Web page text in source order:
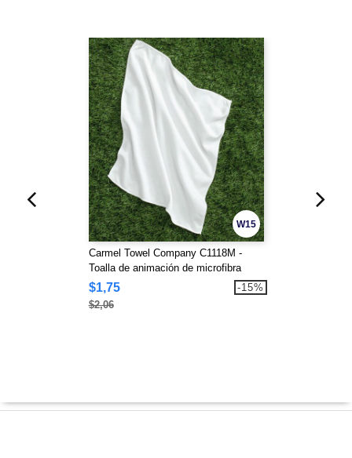
W15
Carmel Towel Company C1118M -
Toalla de animación de microfibra
$1,75
$2,06
-15%